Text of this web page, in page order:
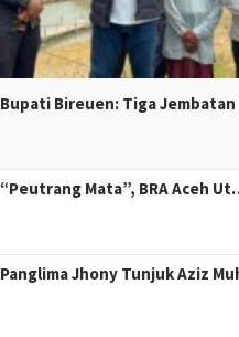
Bupati Bireuen: Tiga
“Peutrang Mata”, BRA Aceh
Panglima Jhony Tunjuk Aziz